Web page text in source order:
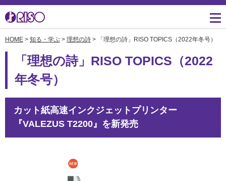
素材ダウンロード
ダウンロード
数字でわかる理想科学
事業拠点一覧
あゆみ
HOME > 知る・学ぶ > 理想の詩 > 「理想の詩」RISO TOPICS（2022年冬号）
「理想の詩」RISO TOPICS（2022
年冬号）
カット紙高速インクジェットプリンター
『VALEZUS T2200』を新発売